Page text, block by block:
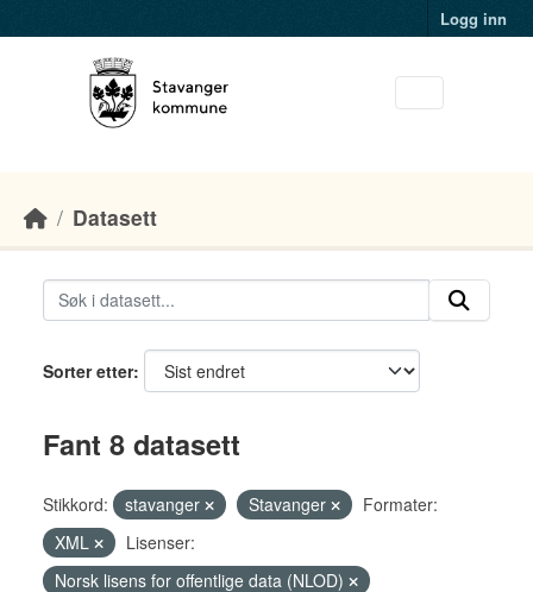
Logg inn
Datasett
Sorter etter
Fant 8 datasett
Stikkord: stavanger Stavanger
Formater:
XML
Lisenser:
Norsk lisens for offentlige data (NLOD)